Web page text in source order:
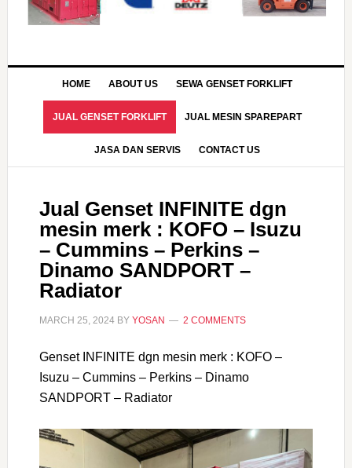
HOME ABOUT US SEWA GENSET FORKLIFT
JUAL GENSET FORKLIFT JUAL MESIN SPAREPART
JASA DAN SERVIS CONTACT US
Jual Genset INFINITE dgn
mesin merk : KOFO – Isuzu
– Cummins – Perkins –
Dinamo SANDPORT –
Radiator
MARCH 25, 2024BY YOSAN 2 COMMENTS
Genset INFINITE dgn mesin merk : KOFO –
Isuzu – Cummins – Perkins – Dinamo
SANDPORT – Radiator